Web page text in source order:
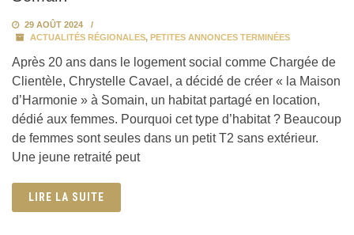
29 AOÛT 2024
ACTUALITÉS RÉGIONALES, PETITES ANNONCES TERMINÉES
Après 20 ans dans le logement social comme Chargée de
Clientèle, Chrystelle Cavael, a décidé de créer « la Maison
d’Harmonie » à Somain, un habitat partagé en location,
dédié aux femmes. Pourquoi cet type d’habitat ? Beaucoup
de femmes sont seules dans un petit T2 sans extérieur.
Une jeune retraité peut
LIRE LA SUITE